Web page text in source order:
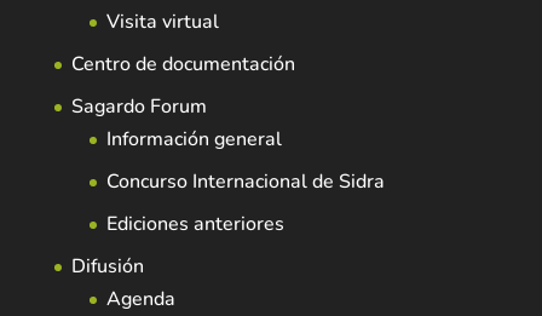
Visita virtual
Centro de documentación
Sagardo Forum
Información general
Concurso Internacional de Sidra
Ediciones anteriores
Difusión
Agenda